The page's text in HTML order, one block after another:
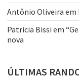
Antônio Oliveira em
Patricia Bissi em
nova
ÚLTIMAS